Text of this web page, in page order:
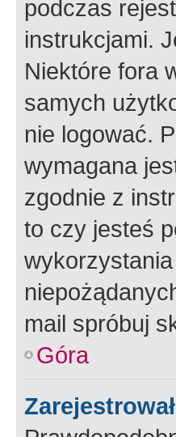
podczas
instrukcjami.
Niektóre fora
samych
nie logować.
wymagana
zgodnie z
to czy jesteś
mail spróbuj
Góra